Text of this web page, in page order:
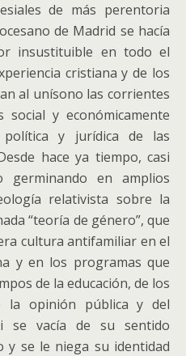
de más perentoria
de Madrid se hacía
insustituible en todo el
cristiana y de los
al unísono las corrientes
social y económicamente
y jurídica de las
hace ya tiempo, casi
germinando en amplios
relativista sobre la
“teoría de género”, que
cultura antifamiliar en el
y en los programas que
de la educación, de los
la opinión pública y del
se vacía de su sentido
se le niega su identidad